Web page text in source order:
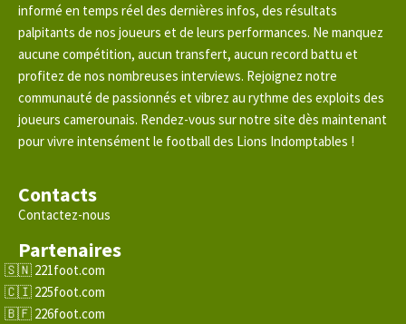
informé en temps réel des dernières infos, des résultats
palpitants de nos joueurs et de leurs performances. Ne manquez
aucune compétition, aucun transfert, aucun record battu et
profitez de nos nombreuses interviews. Rejoignez notre
communauté de passionnés et vibrez au rythme des exploits des
joueurs camerounais. Rendez-vous sur notre site dès maintenant
pour vivre intensément le football des Lions Indomptables !
Contacts
Contactez-nous
Partenaires
221foot.com
225foot.com
226foot.com